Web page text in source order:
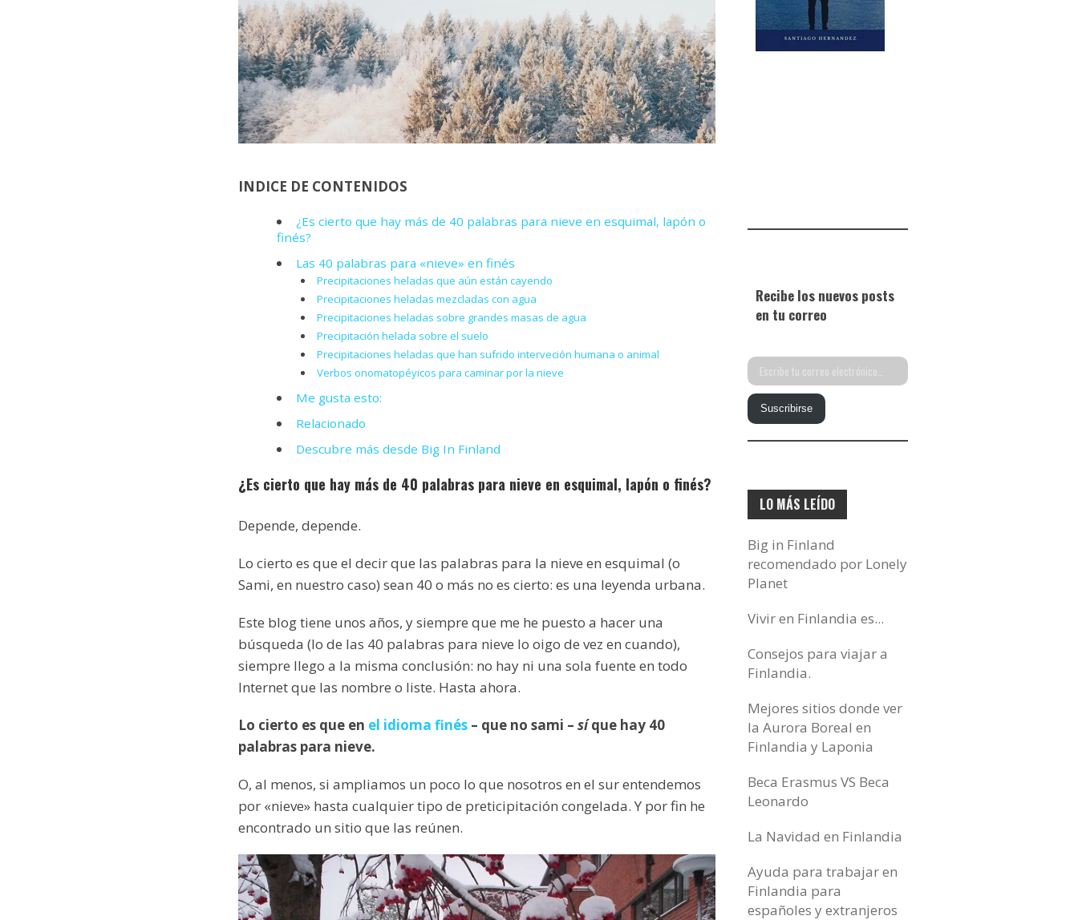
INDICE DE CONTENIDOS
¿Es cierto que hay más de 40 palabras para nieve en esquimal, lapón o
finés?
Las 40 palabras para «nieve» en finés
Precipitaciones heladas que aún están cayendo
Precipitaciones heladas mezcladas con agua
Precipitaciones heladas sobre grandes masas de agua
Precipitación helada sobre el suelo
Precipitaciones heladas que han sufrido interveción humana o animal
Verbos onomatopéyicos para caminar por la nieve
Me gusta esto:
Relacionado
Descubre más desde Big In Finland
¿Es cierto que hay más de 40 palabras para nieve en esquimal, lapón o finés?
Depende, depende.
Lo cierto es que el decir que las palabras para la nieve en esquimal (o
Sami, en nuestro caso) sean 40 o más no es cierto: es una leyenda urbana.
Este blog tiene unos años, y siempre que me he puesto a hacer una
búsqueda (lo de las 40 palabras para nieve lo oigo de vez en cuando),
siempre llego a la misma conclusión: no hay ni una sola fuente en todo
Internet que las nombre o liste. Hasta ahora.
Lo cierto es que en el idioma finés – que no sami – síque hay 40
palabras para nieve.
O, al menos, si ampliamos un poco lo que nosotros en el sur entendemos
por «nieve» hasta cualquier tipo de preticipitación congelada. Y por fin he
encontrado un sitio que las reúnen.
Recibe los nuevos posts
en tu correo
Escribe
tu
correo
electrónico…
Suscribirse
LO MÁS LEÍDO
Big in Finland
recomendado por Lonely
Planet
Vivir en Finlandia es...
Consejos para viajar a
Finlandia.
Mejores sitios donde ver
la Aurora Boreal en
Finlandia y Laponia
Beca Erasmus VS Beca
Leonardo
La Navidad en Finlandia
Ayuda para trabajar en
Finlandia para
españoles y extranjeros